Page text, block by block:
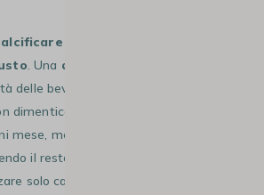
la tua macchina a
. Una decalcificazione regolare
delle bevande e prolunga la durata
dimenticate di pulire le altre parti
mese, mettendo le parti staccabili in
il resto con un panno umido.
solo capsule di caffè compatibili